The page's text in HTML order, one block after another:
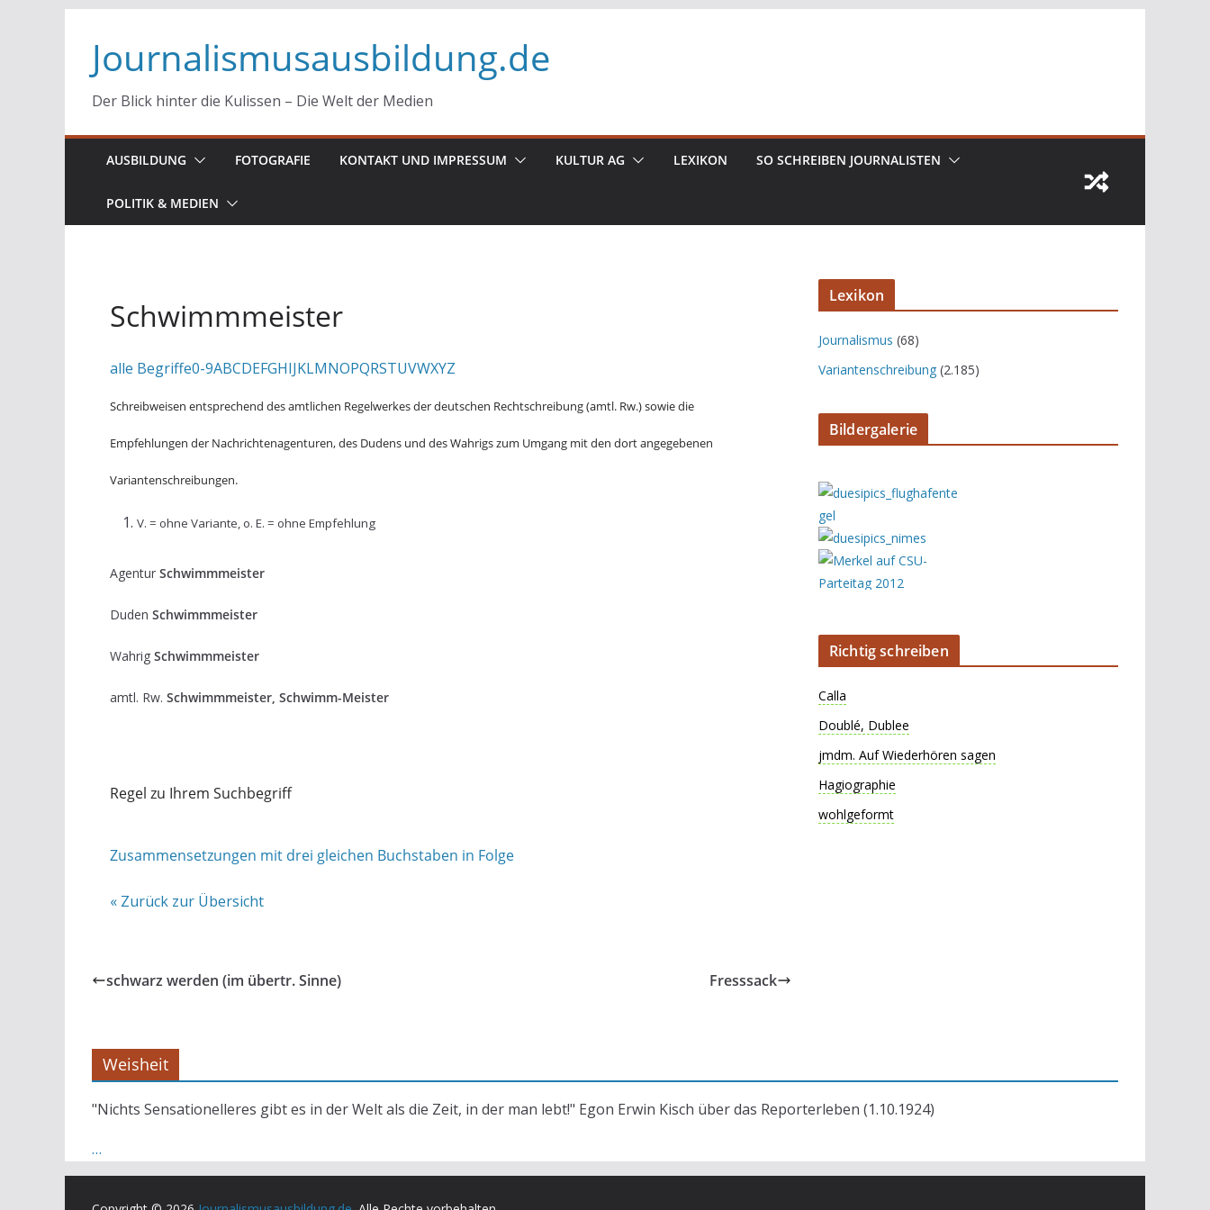
Inhalt
springen
Journalismusausbildung.de
Der Blick hinter die Kulissen – Die Welt der Medien
AUSBILDUNG FOTOGRAFIE KONTAKT UND IMPRESSUM KULTUR AG LEXIKON SO SCHREIBEN JOURNALISTEN
POLITIK & MEDIEN
Schwimmmeister
alle Begriffe0-9ABCDEFGHIJKLMNOPQRSTUVWXYZ
Schreibweisen entsprechend des amtlichen Regelwerkes der deutschen Rechtschreibung (amtl. Rw.) sowie die
Empfehlungen der Nachrichtenagenturen, des Dudens und des Wahrigs zum Umgang mit den dort angegebenen
Variantenschreibungen.
V. = ohne Variante, o. E. = ohne Empfehlung
Agentur Schwimmmeister
Duden Schwimmmeister
Wahrig Schwimmmeister
amtl. Rw. Schwimmmeister, Schwimm-Meister
Regel zu Ihrem Suchbegriff
Zusammensetzungen mit drei gleichen Buchstaben in Folge
« Zurück zur Übersicht
schwarz werden (im übertr. Sinne) Fresssack
Lexikon
Journalismus (68)
Variantenschreibung (2.185)
Bildergalerie
Richtig schreiben
Calla
Doublé, Dublee
jmdm. Auf Wiederhören sagen
Hagiographie
wohlgeformt
Weisheit
"Nichts Sensationelleres gibt es in der Welt als die Zeit, in der man lebt!" Egon Erwin Kisch über das Reporterleben (1.10.1924)
…